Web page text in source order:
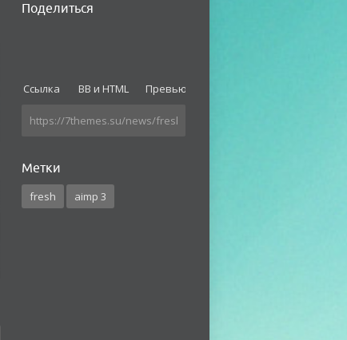
Поделиться
Ссылка BB и HTML Превью
Метки
fresh aimp 3